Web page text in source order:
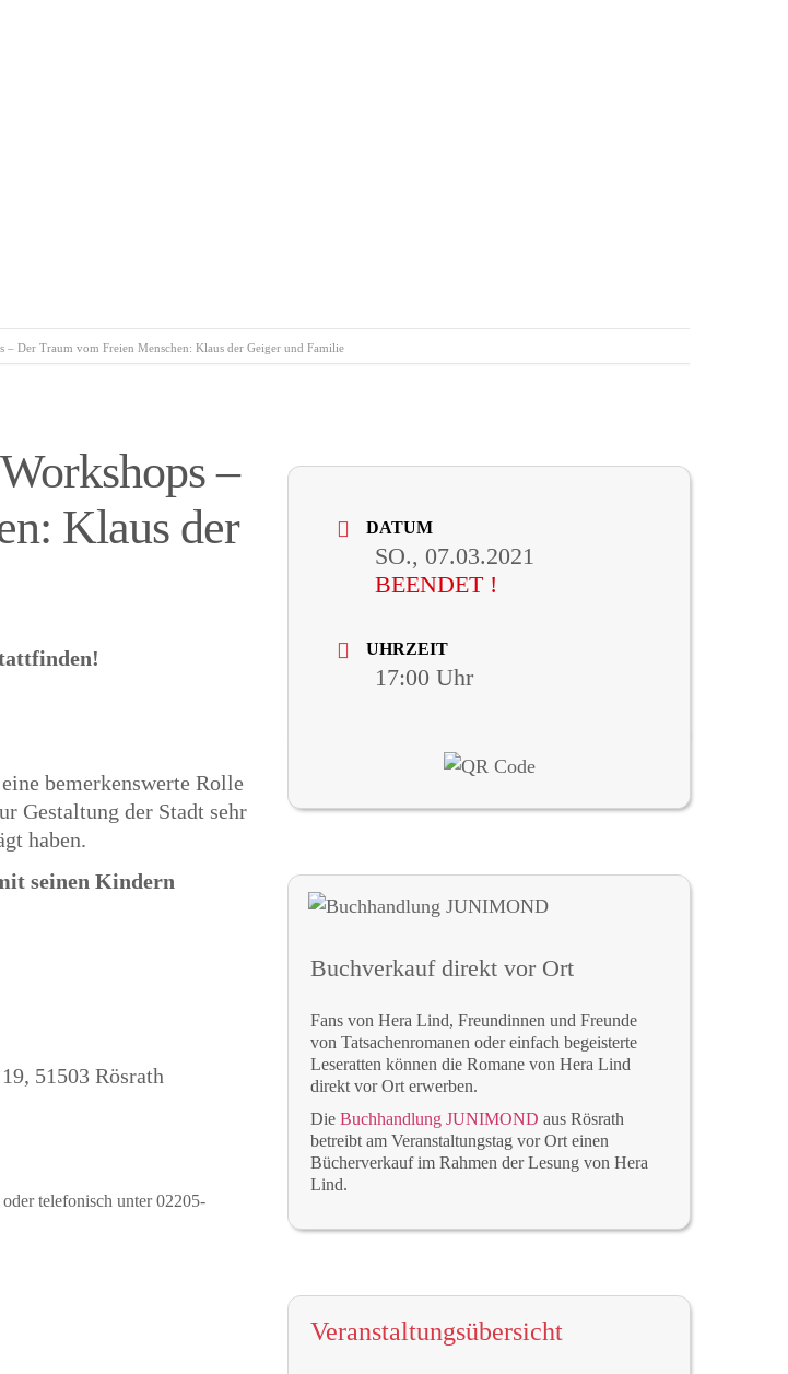
– Der Traum vom Freien Menschen: Klaus der Geiger und Familie
–
Klaus der
bemerkenswerte Rolle
Gestaltung der Stadt sehr
haben.
seinen Kindern
51503 Rösrath
telefonisch unter 02205-
DATUM
SO., 07.03.2021
BEENDET !
UHRZEIT
17:00
Buchverkauf direkt vor Ort
Fans von Hera Lind, Freundinnen und Freunde
von Tatsachenromanen oder einfach begeisterte
Leseratten können die Romane von Hera Lind
direkt vor Ort erwerben.
DieBuchhandlung JUNIMOND aus Rösrath
betreibt am Veranstaltungstag vor Ort einen
Bücherverkauf im Rahmen der Lesung von Hera
Lind.
Veranstaltungsübersicht